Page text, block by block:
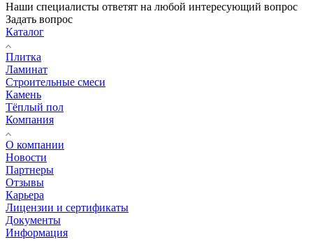
Наши специалисты ответят на любой интересующий вопрос
Задать вопрос
Каталог
Плитка
Ламинат
Строительные смеси
Камень
Тёплый пол
Компания
О компании
Новости
Партнеры
Отзывы
Карьера
Лицензии и сертификаты
Документы
Информация